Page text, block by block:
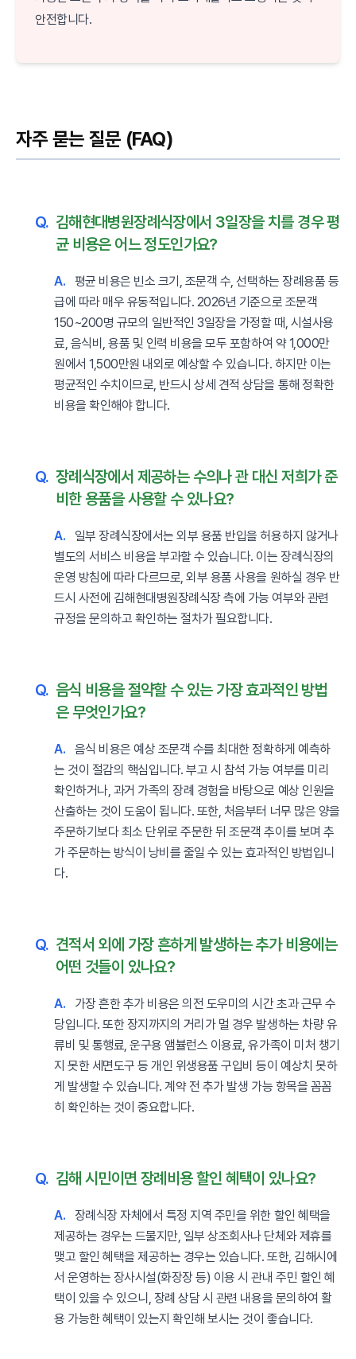
안전합니다.
자주 묻는 질문 (FAQ)
Q. 김해현대병원장례식장에서 3일장을 치를 경우 평
균 비용은 어느 정도인가요?
A.
평균 비용은 빈소 크기, 조문객 수, 선택하는 장례용품 등
급에 따라 매우 유동적입니다. 2026년 기준으로 조문객
150~200명 규모의 일반적인 3일장을 가정할 때, 시설사용
료, 음식비, 용품 및 인력 비용을 모두 포함하여 약 1,000만
원에서 1,500만원 내외로 예상할 수 있습니다. 하지만 이는
평균적인 수치이므로, 반드시 상세 견적 상담을 통해 정확한
비용을 확인해야 합니다.
Q. 장례식장에서 제공하는 수의나 관 대신 저희가 준
비한 용품을 사용할 수 있나요?
A.
일부 장례식장에서는 외부 용품 반입을 허용하지 않거나
별도의 서비스 비용을 부과할 수 있습니다. 이는 장례식장의
운영 방침에 따라 다르므로, 외부 용품 사용을 원하실 경우 반
드시 사전에 김해현대병원장례식장 측에 가능 여부와 관련
규정을 문의하고 확인하는 절차가 필요합니다.
Q. 음식 비용을 절약할 수 있는 가장 효과적인 방법
은 무엇인가요?
A.
음식 비용은 예상 조문객 수를 최대한 정확하게 예측하
는 것이 절감의 핵심입니다. 부고 시 참석 가능 여부를 미리
확인하거나, 과거 가족의 장례 경험을 바탕으로 예상 인원을
산출하는 것이 도움이 됩니다. 또한, 처음부터 너무 많은 양을
주문하기보다 최소 단위로 주문한 뒤 조문객 추이를 보며 추
가 주문하는 방식이 낭비를 줄일 수 있는 효과적인 방법입니
다.
Q. 견적서 외에 가장 흔하게 발생하는 추가 비용에는
어떤 것들이 있나요?
A.
가장 흔한 추가 비용은 의전 도우미의 시간 초과 근무 수
당입니다. 또한 장지까지의 거리가 멀 경우 발생하는 차량 유
류비 및 통행료, 운구용 앰뷸런스 이용료, 유가족이 미처 챙기
지 못한 세면도구 등 개인 위생용품 구입비 등이 예상치 못하
게 발생할 수 있습니다. 계약 전 추가 발생 가능 항목을 꼼꼼
히 확인하는 것이 중요합니다.
Q. 김해 시민이면 장례비용 할인 혜택이 있나요?
A.
장례식장 자체에서 특정 지역 주민을 위한 할인 혜택을
제공하는 경우는 드물지만, 일부 상조회사나 단체와 제휴를
맺고 할인 혜택을 제공하는 경우는 있습니다. 또한, 김해시에
서 운영하는 장사시설(화장장 등) 이용 시 관내 주민 할인 혜
택이 있을 수 있으니, 장례 상담 시 관련 내용을 문의하여 활
용 가능한 혜택이 있는지 확인해 보시는 것이 좋습니다.